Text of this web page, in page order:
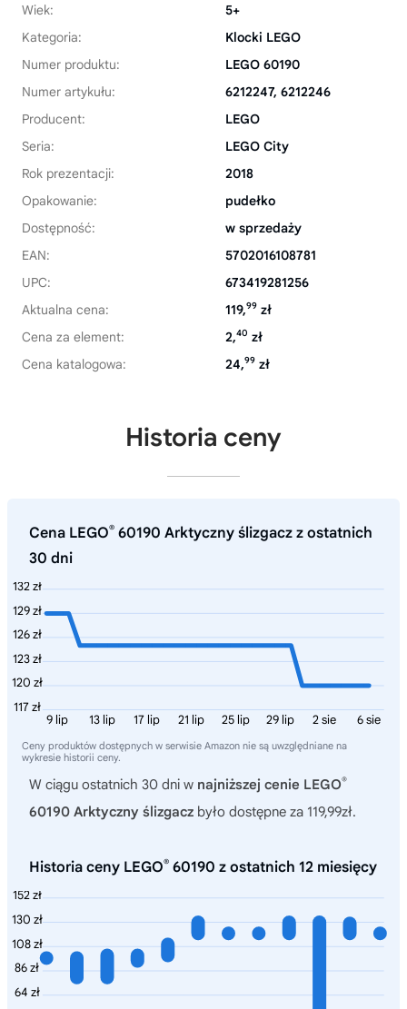
Wiek:
5+
Kategoria:
Klocki LEGO
Numer produktu:
LEGO 60190
Numer artykułu:
6212247, 6212246
Producent:
LEGO
Seria:
LEGO City
Rok prezentacji:
2018
Opakowanie:
pudełko
Dostępność:
w sprzedaży
EAN:
5702016108781
UPC:
673419281256
Aktualna cena:
119,99 zł
Cena za element:
2,40 zł
Cena katalogowa:
24,99 zł
Historia ceny
Cena LEGO® 60190 Arktyczny ślizgacz z ostatnich
30 dni
132 zł
129 zł
126 zł
123 zł
120 zł
117 zł
6 sie
2 sie
29 lip
25 lip
21 lip
17 lip
13 lip
9 lip
Ceny produktów dostępnych w serwisie Amazon nie są uwzględniane na
wykresie historii ceny.
W ciągu ostatnich 30 dni w najniższej cenie LEGO®
60190 Arktyczny ślizgacz było dostępne za 119,99zł.
Historia ceny LEGO® 60190 z ostatnich 12 miesięcy
152 zł
130 zł
108 zł
86 zł
64 zł